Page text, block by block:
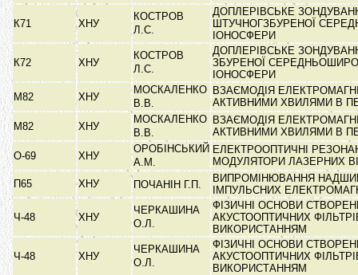
К71 ХНУ
КОСТРОВ
Л.С.
ДОПЛЕРІВСЬКЕ
ШТУЧНОГЗБУРЕНОЇ
ІОНОСФЕРИ
К72 ХНУ
КОСТРОВ
Л.С.
ДОПЛЕРІВСЬКЕ
ЗБУРЕНОЇ
ІОНОСФЕРИ
М82
ХНУ
МОСКАЛЕНКО
В.В.
ВЗАЄМОДІЯ
АКТИВНИМИ ХВИЛЯМИ В
М82
ХНУ
МОСКАЛЕНКО
В.В.
ВЗАЄМОДІЯ
АКТИВНИМИ ХВИЛЯМИ В
О-69
ХНУ
ОРОБІНСЬКИЙ
А.М.
ЕЛЕКТРООПТИЧНІ
МОДУЛЯТОРИ ЛАЗЕРНИХ
П65
ХНУ ПОЧАНІН Г.П.
ВИПРОМІНЮВАННЯ
ІМПУЛЬСНИХ
Ч-48 ХНУ
ЧЕРКАШИНА
О.Л.
ФІЗИЧНІ ОСНОВИ
АКУСТООПТИЧНИХ
ВИКОРИСТАННЯМ
Ч-48 ХНУ
ЧЕРКАШИНА
О.Л.
ФІЗИЧНІ ОСНОВИ
АКУСТООПТИЧНИХ
ВИКОРИСТАННЯМ